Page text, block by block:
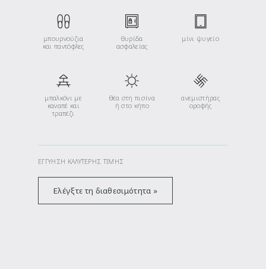
μπουρνούζια
και παντόφλες
θυρίδα
ασφαλείας
μίνι ψυγείο
μπαλκόνι με
καναπέ και
τραπέζι
θέα στη πισίνα
ή στο κήπο
ανεμιστήρας
οροφής
ΕΓΓΎΗΣΗ ΚΑΛΎΤΕΡΗΣ ΤΙΜΉΣ
Ελέγξτε τη διαθεσιμότητα »